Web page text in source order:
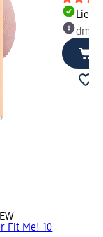
Fit Me! 10
dm